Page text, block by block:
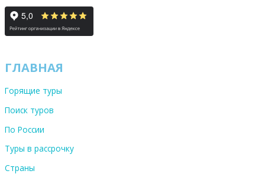
ГЛАВНАЯ
Горящие туры
Поиск туров
По России
Туры в рассрочку
Страны